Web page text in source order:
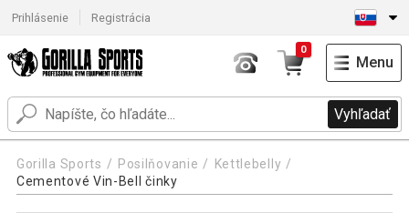
Prihlásenie Registrácia
Vyhľadať
0
Menu
Gorilla Sports Posilňovanie
Kettlebelly
Cementové Vin-Bell činky